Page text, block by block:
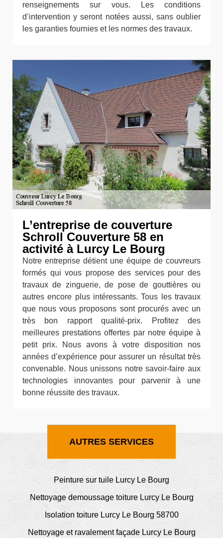
renseignements sur vous. Les conditions
d’intervention y seront notées aussi, sans oublier
les garanties fournies et les normes des travaux.
L’entreprise de couverture
Schroll Couverture 58 en
activité à Lurcy Le Bourg
Notre entreprise détient une équipe de couvreurs
formés qui vous propose des services pour des
travaux de zinguerie, de pose de gouttières ou
autres encore plus intéressants. Tous les travaux
que nous vous proposons sont procurés avec un
très bon rapport qualité-prix. Profitez des
meilleures prestations offertes par notre équipe à
petit prix. Nous avons à votre disposition nos
années d’expérience pour assurer un résultat très
convenable. Nous unissons notre savoir-faire aux
technologies innovantes pour parvenir à une
bonne réussite des travaux.
AUTRES SERVICES
Peinture sur tuile Lurcy Le Bourg
Nettoyage demoussage toiture Lurcy Le Bourg
Isolation toiture Lurcy Le Bourg 58700
Nettoyage et ravalement façade Lurcy Le Bourg